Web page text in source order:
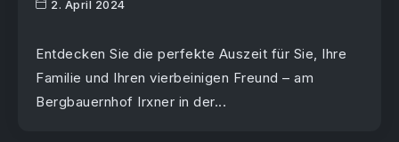
2. April 2024
Entdecken Sie die perfekte Auszeit für Sie, Ihre
Familie und Ihren vierbeinigen Freund – am
Bergbauernhof Irxner in der...